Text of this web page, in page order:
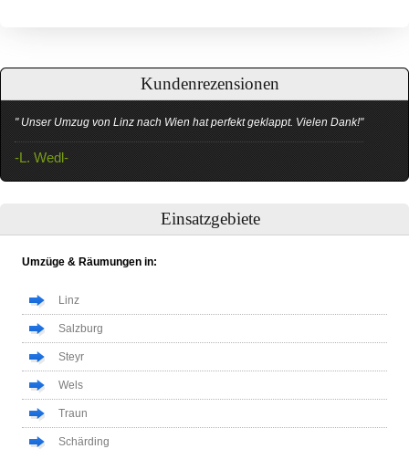
Kundenrezensionen
" Unser Umzug von Linz nach Wien hat perfekt geklappt. Vielen Dank!"
-L. Wedl-
Einsatzgebiete
Umzüge & Räumungen in:
Linz
Salzburg
Steyr
Wels
Traun
Schärding